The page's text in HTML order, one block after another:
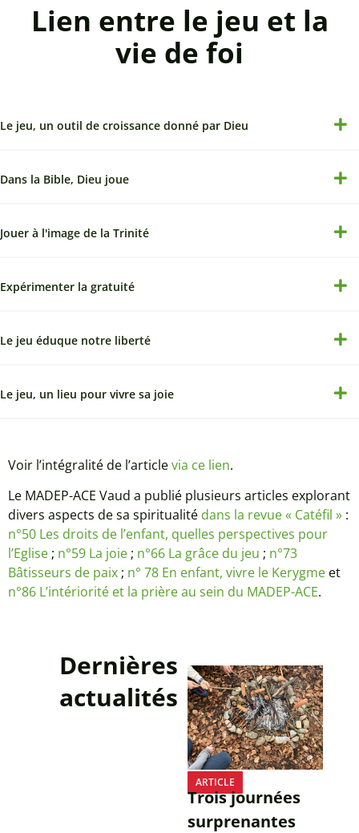
Lien entre le jeu et la
vie de foi
Expérimenter la gratuité
Le jeu éduque notre liberté
Le jeu, un lieu pour vivre sa joie
Le jeu, un outil de croissance donné par Dieu
Dans la Bible, Dieu joue
Jouer à l'image de la Trinité
Voir l’intégralité de l’articlevia ce lien.
Le MADEP-ACE Vaud a publié plusieurs articles explorant
divers aspects de sa spiritualité dans la revue « Catéfil » :
n°50 Les droits de l’enfant, quelles perspectives pour
l’Eglise ; n°59 La joie ; n°66 La grâce du jeu ; n°73
Bâtisseurs de paix ; n° 78 En enfant, vivre le Kerygme et
n°86 L’intériorité et la prière au sein du MADEP-ACE.
Dernières
actualités
ARTICLE
Trois journées
surprenantes